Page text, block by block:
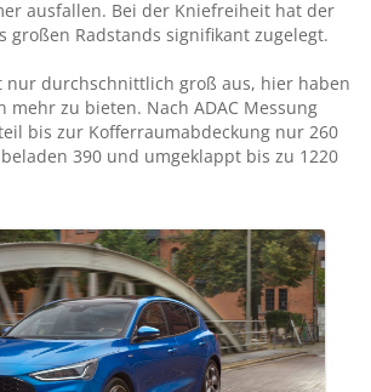
ausfallen. Bei der Kniefreiheit hat der
großen Radstands signifikant zugelegt.
nur durchschnittlich groß aus, hier haben
mehr zu bieten. Nach ADAC Messung
bis zur Kofferraumabdeckung nur 260
390 und umgeklappt bis zu 1220